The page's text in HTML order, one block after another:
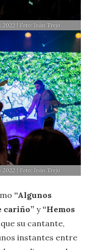
2022 | Foto: Iván Trejo
2022 | Foto: Iván Trejo
“Algunos
cariño” y“Hemos
su cantante,
instantes entre